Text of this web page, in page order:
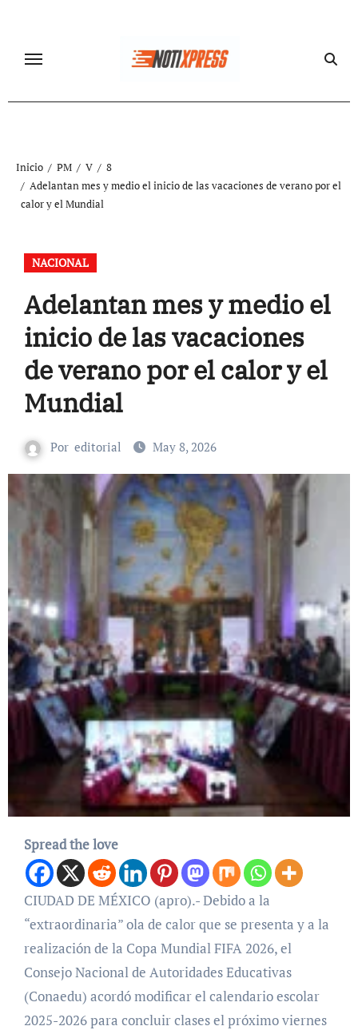
contenido
Inicio PM V
8
Adelantan mes y medio el inicio de las vacaciones de verano por el
calor y el Mundial
NACIONAL
Adelantan mes y medio el
inicio de las vacaciones
de verano por el calor y el
Mundial
Por editorial May 8, 2026
Spread the love
CIUDAD DE MÉXICO (apro).- Debido a la
“extraordinaria” ola de calor que se presenta y a la
realización de la Copa Mundial FIFA 2026, el
Consejo Nacional de Autoridades Educativas
(Conaedu) acordó modificar el calendario escolar
2025-2026 para concluir clases el próximo viernes